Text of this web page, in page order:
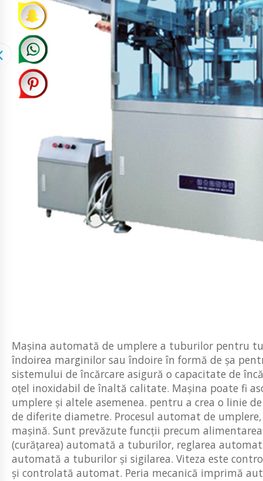
Mașina automată de umplere a tuburilor pentru
îndoirea marginilor sau îndoire în formă de șa
sistemului de încărcare asigură o capacitate de
oțel inoxidabil de înaltă calitate. Mașina poate fi
umplere și altele asemenea. pentru a crea o linie
de diferite diametre. Procesul automat de
mașină. Sunt prevăzute funcții precum
(curățarea) automată a tuburilor, reglarea
automată a tuburilor și sigilarea. Viteza este
și controlată automat. Peria mecanică imprimă